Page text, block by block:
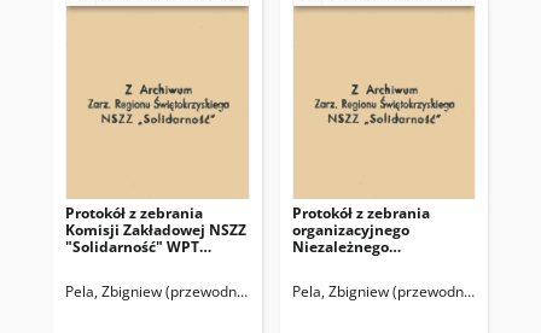
Protokół z zebrania
Komisji Zakładowej NSZZ
"Solidarność" WPT
Kielcach
Pela, Zbigniew (przewodniczący)
Protokół z zebrania
organizacyjnego
Niezależnego
"Solidarność" przy
Pela, Zbigniew (przewodniczący